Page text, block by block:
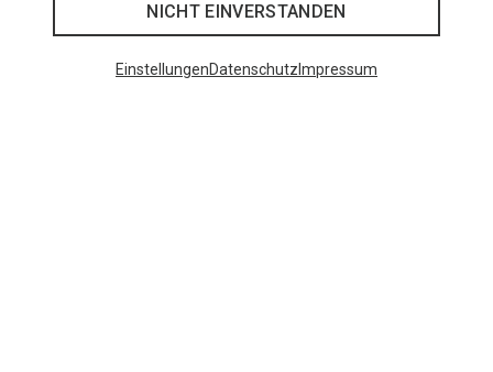
NICHT EINVERSTANDEN
EinstellungenDatenschutz Impressum